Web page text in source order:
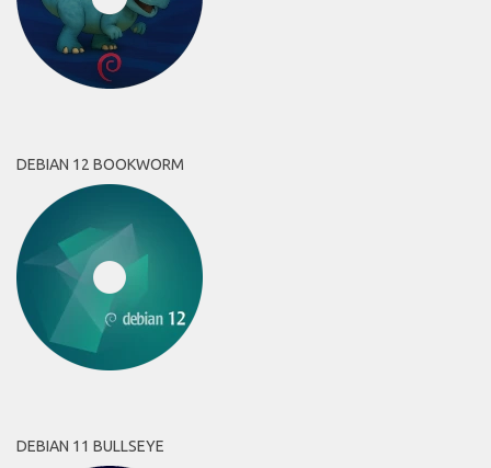
DEBIAN 12 BOOKWORM
DEBIAN 11 BULLSEYE